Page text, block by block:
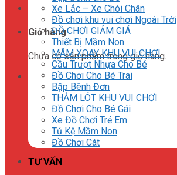
Giỏ hàng
Chưa có sản phẩm trong giỏ hàng.
Xe Lắc – Xe Chòi Chân
Đồ chơi khu vui chơi Ngoài Trời
ĐỒ CHƠI GIẢM GIÁ
Thiết Bị Mầm Non
MÂM XOAY KHU VUI CHƠI
Cầu Trượt Nhựa Cho Bé
Đồ Chơi Cho Bé Trai
Bập Bênh Đơn
THẢM LÓT KHU VUI CHƠI
Đồ Chơi Cho Bé Gái
Xe Đồ Chơi Trẻ Em
Tủ Kệ Mầm Non
Đồ Chơi Cát
TƯ VẤN